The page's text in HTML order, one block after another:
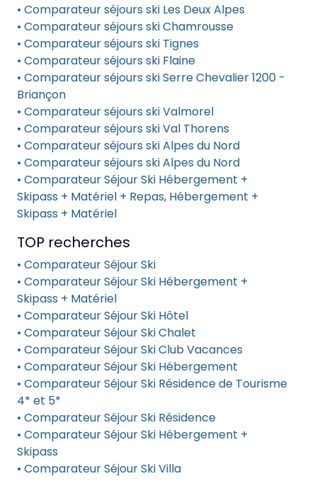
• Comparateur séjours ski Les Deux Alpes
• Comparateur séjours ski Chamrousse
• Comparateur séjours ski Tignes
• Comparateur séjours ski Flaine
• Comparateur séjours ski Serre Chevalier 1200 -
Briançon
• Comparateur séjours ski Valmorel
• Comparateur séjours ski Val Thorens
• Comparateur séjours ski Alpes du Nord
• Comparateur séjours ski Alpes du Nord
• Comparateur Séjour Ski Hébergement +
Skipass + Matériel + Repas, Hébergement +
Skipass + Matériel
TOP recherches
• Comparateur Séjour Ski
• Comparateur Séjour Ski Hébergement +
Skipass + Matériel
• Comparateur Séjour Ski Hôtel
• Comparateur Séjour Ski Chalet
• Comparateur Séjour Ski Club Vacances
• Comparateur Séjour Ski Hébergement
• Comparateur Séjour Ski Résidence de Tourisme
4* et 5*
• Comparateur Séjour Ski Résidence
• Comparateur Séjour Ski Hébergement +
Skipass
• Comparateur Séjour Ski Villa